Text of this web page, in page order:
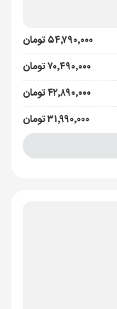
۵۴٬۷۹۰٬۰۰۰ تومان
۷۰٬۴۹۰٬۰۰۰ تومان
۴۲٬۸۹۰٬۰۰۰ تومان
۳۱٬۹۹۰٬۰۰۰ تومان